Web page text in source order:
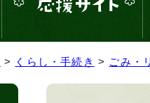
> くらし・手続き > ごみ・